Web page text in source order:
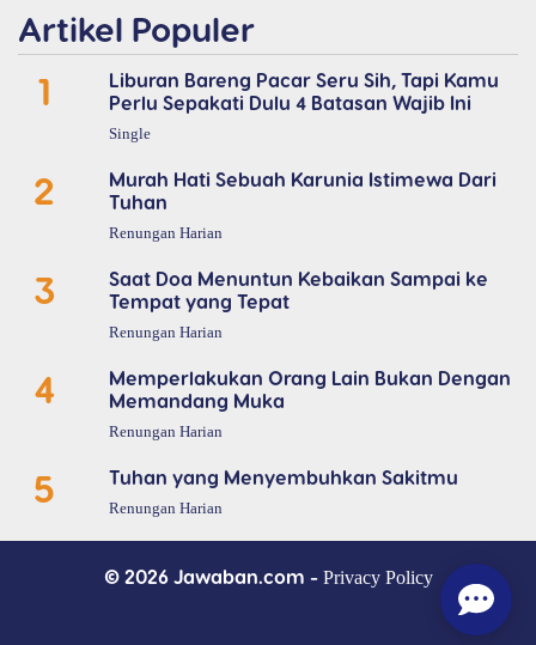
Artikel Populer
1
Liburan Bareng Pacar Seru Sih, Tapi Kamu
Perlu Sepakati Dulu 4 Batasan Wajib Ini
Single
2
Murah Hati Sebuah Karunia Istimewa Dari
Tuhan
Renungan Harian
3
Saat Doa Menuntun Kebaikan Sampai ke
Tempat yang Tepat
Renungan Harian
4
Memperlakukan Orang Lain Bukan Dengan
Memandang Muka
Renungan Harian
5 Tuhan yang Menyembuhkan Sakitmu
Renungan Harian
© 2026 Jawaban.com - Privacy Policy